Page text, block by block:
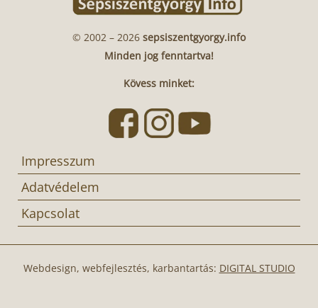
© 2002 – 2026 sepsiszentgyorgy.info
Minden jog fenntartva!
Kövess minket:
Impresszum
Adatvédelem
Kapcsolat
Webdesign, webfejlesztés, karbantartás: DIGITAL STUDIO